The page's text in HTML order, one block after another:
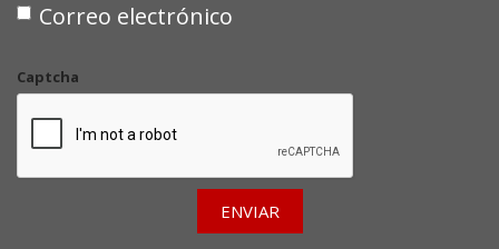
Correo electrónico
Captcha
ENVIAR